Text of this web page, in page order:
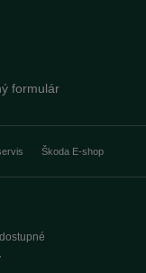
formulár
Škoda E-shop